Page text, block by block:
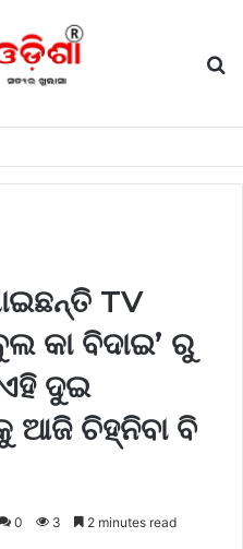
TV
କା ବିଦାଇ’ ରୁ
ଦୁଇ
ଆଜି ଚିହ୍ନିବା ବି
0 3 2 minutes read